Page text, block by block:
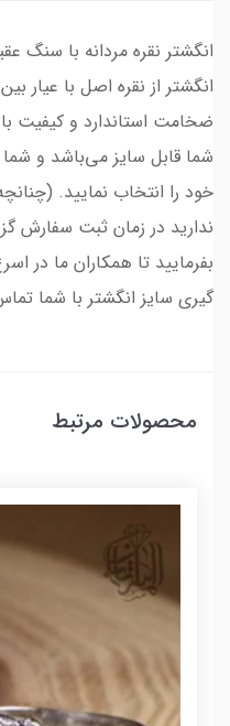
انگشتر نقره مردانه با سنگ
ضخامت استاندارد و کیفیت
شما قابل سایز می‌باشد و شما
خود را انتخاب نمایید.
ندارید در زمان ثبت سفارش
بفرمایید تا همکاران ما در
گیری سایز انگشتر با شما
محصولات مرتبط